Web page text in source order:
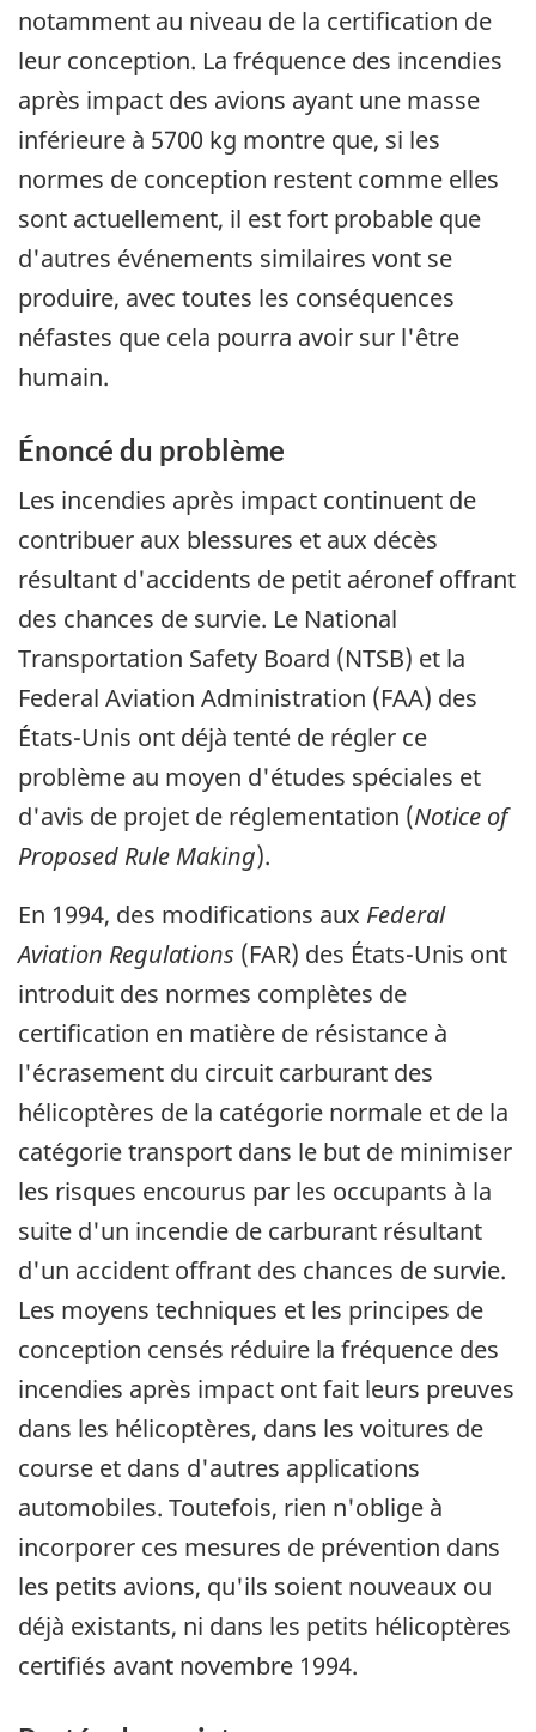
notamment au niveau de la certification de
leur conception. La fréquence des incendies
après impact des avions ayant une masse
inférieure à 5700 kg montre que, si les
normes de conception restent comme elles
sont actuellement, il est fort probable que
d'autres événements similaires vont se
produire, avec toutes les conséquences
néfastes que cela pourra avoir sur l'être
humain.
Énoncé du problème
Les incendies après impact continuent de
contribuer aux blessures et aux décès
résultant d'accidents de petit aéronef offrant
des chances de survie. Le National
Transportation Safety Board (NTSB) et la
Federal Aviation Administration (FAA) des
États-Unis ont déjà tenté de régler ce
problème au moyen d'études spéciales et
d'avis de projet de réglementation (Notice of
Proposed Rule Making).
En 1994, des modifications aux Federal
Aviation Regulations (FAR) des États-Unis ont
introduit des normes complètes de
certification en matière de résistance à
l'écrasement du circuit carburant des
hélicoptères de la catégorie normale et de la
catégorie transport dans le but de minimiser
les risques encourus par les occupants à la
suite d'un incendie de carburant résultant
d'un accident offrant des chances de survie.
Les moyens techniques et les principes de
conception censés réduire la fréquence des
incendies après impact ont fait leurs preuves
dans les hélicoptères, dans les voitures de
course et dans d'autres applications
automobiles. Toutefois, rien n'oblige à
incorporer ces mesures de prévention dans
les petits avions, qu'ils soient nouveaux ou
déjà existants, ni dans les petits hélicoptères
certifiés avant novembre 1994.